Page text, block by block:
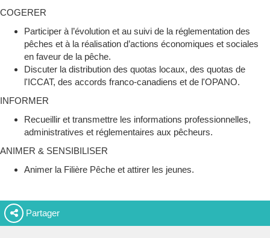
COGERER
Participer à l’évolution et au suivi de la réglementation des
pêches et à la réalisation d’actions économiques et sociales
en faveur de la pêche.
Discuter la distribution des quotas locaux, des quotas de
l'ICCAT, des accords franco-canadiens et de l'OPANO.
INFORMER
Recueillir et transmettre les informations professionnelles,
administratives et réglementaires aux pêcheurs.
ANIMER & SENSIBILISER
Animer la Filière Pêche et attirer les jeunes.
Partager